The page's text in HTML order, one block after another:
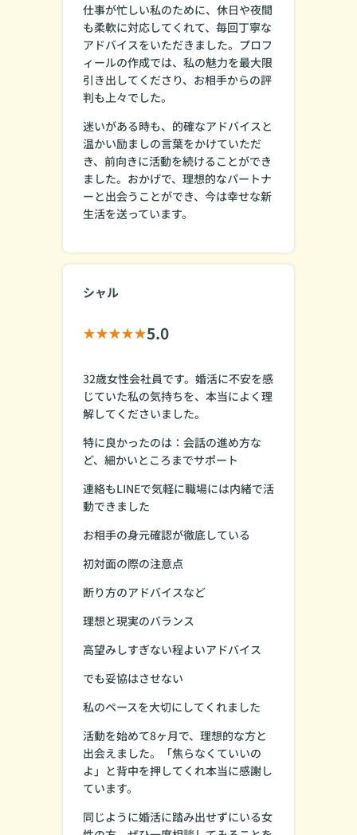
仕事が忙しい私のために、休日や夜間
も柔軟に対応してくれて、毎回丁寧な
アドバイスをいただきました。プロフ
ィールの作成では、私の魅力を最大限
引き出してくださり、お相手からの評
判も上々でした。
迷いがある時も、的確なアドバイスと
温かい励ましの言葉をかけていただ
き、前向きに活動を続けることができ
ました。おかげで、理想的なパートナ
ーと出会うことができ、今は幸せな新
生活を送っています。
シャル
5.0
32歳女性会社員です。婚活に不安を感
じていた私の気持ちを、本当によく理
解してくださいました。
特に良かったのは：会話の進め方な
ど、細かいところまでサポート
連絡もLINEで気軽に職場には内緒で活
動できました
お相手の身元確認が徹底している
初対面の際の注意点
断り方のアドバイスなど
理想と現実のバランス
高望みしすぎない程よいアドバイス
でも妥協はさせない
私のペースを大切にしてくれました
活動を始めて8ヶ月で、理想的な方と
出会えました。「焦らなくていいの
よ」と背中を押してくれ本当に感謝し
ています。
同じように婚活に踏み出せずにいる女